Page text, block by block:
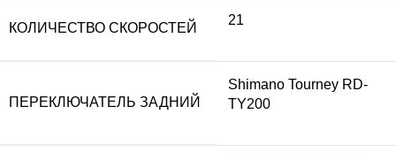
КОЛИЧЕСТВО СКОРОСТЕЙ
21
ПЕРЕКЛЮЧАТЕЛЬ ЗАДНИЙ
Shimano Tourney RD-
TY200